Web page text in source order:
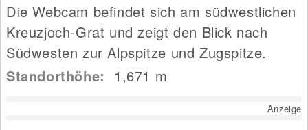
Die Webcam befindet sich am südwestlichen
Kreuzjoch-Grat und zeigt den Blick nach
Südwesten zur Alpspitze und Zugspitze.
Standorthöhe: 1,671 m
Anzeige